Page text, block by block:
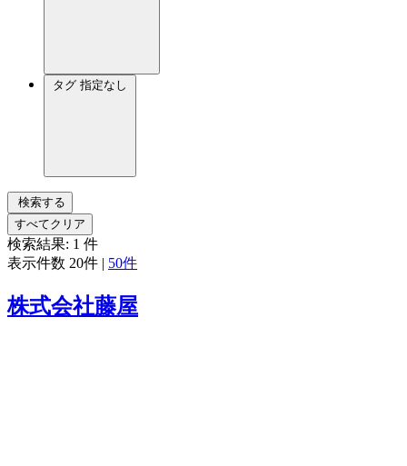
タグ 指定なし
検索する
すべてクリア
検索結果: 1 件
表示件数 20件 | 50件
株式会社藤屋